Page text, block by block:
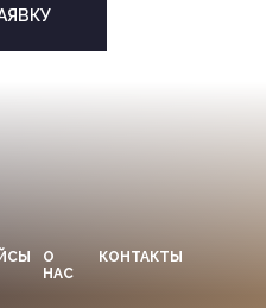
О
НАС
КОНТАКТЫ